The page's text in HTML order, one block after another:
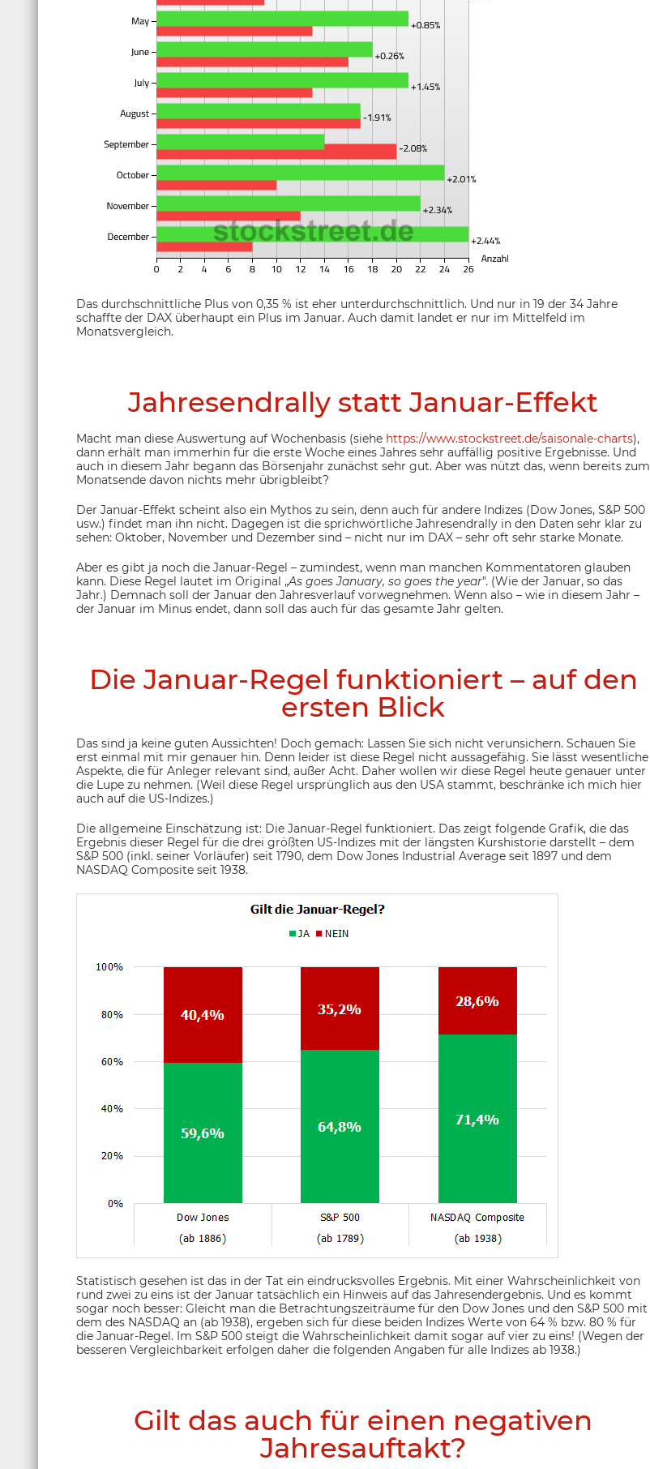
Das durchschnittliche Plus von 0,35 % ist eher unterdurchschnittlich. Und nur in 19 der 34 Jahre
schaffte der DAX überhaupt ein Plus im Januar. Auch damit landet er nur im Mittelfeld im
Monatsvergleich.
Jahresendrally statt Januar-Effekt
Macht man diese Auswertung auf Wochenbasis (siehe https://www.stockstreet.de/saisonale-charts),
dann erhält man immerhin für die erste Woche eines Jahres sehr auffällig positive Ergebnisse. Und
auch in diesem Jahr begann das Börsenjahr zunächst sehr gut. Aber was nützt das, wenn bereits zum
Monatsende davon nichts mehr übrigbleibt?
Der Januar-Effekt scheint also ein Mythos zu sein, denn auch für andere Indizes (Dow Jones, S&P 500
usw.) findet man ihn nicht. Dagegen ist die sprichwörtliche Jahresendrally in den Daten sehr klar zu
sehen: Oktober, November und Dezember sind – nicht nur im DAX – sehr oft sehr starke Monate.
Aber es gibt ja noch die Januar-Regel – zumindest, wenn man manchen Kommentatoren glauben
kann. Diese Regel lautet im Original „As goes January, so goes the year". (Wie der Januar, so das
Jahr.) Demnach soll der Januar den Jahresverlauf vorwegnehmen. Wenn also – wie in diesem Jahr –
der Januar im Minus endet, dann soll das auch für das gesamte Jahr gelten.
Die Januar-Regel funktioniert – auf den
ersten Blick
Das sind ja keine guten Aussichten! Doch gemach: Lassen Sie sich nicht verunsichern. Schauen Sie
erst einmal mit mir genauer hin. Denn leider ist diese Regel nicht aussagefähig. Sie lässt wesentliche
Aspekte, die für Anleger relevant sind, außer Acht. Daher wollen wir diese Regel heute genauer unter
die Lupe zu nehmen. (Weil diese Regel ursprünglich aus den USA stammt, beschränke ich mich hier
auch auf die US-Indizes.)
Die allgemeine Einschätzung ist: Die Januar-Regel funktioniert. Das zeigt folgende Grafik, die das
Ergebnis dieser Regel für die drei größten US-Indizes mit der längsten Kurshistorie darstellt – dem
S&P 500 (inkl. seiner Vorläufer) seit 1790, dem Dow Jones Industrial Average seit 1897 und dem
NASDAQ Composite seit 1938.
Statistisch gesehen ist das in der Tat ein eindrucksvolles Ergebnis. Mit einer Wahrscheinlichkeit von
rund zwei zu eins ist der Januar tatsächlich ein Hinweis auf das Jahresendergebnis. Und es kommt
sogar noch besser: Gleicht man die Betrachtungszeiträume für den Dow Jones und den S&P 500 mit
dem des NASDAQ an (ab 1938), ergeben sich für diese beiden Indizes Werte von 64 % bzw. 80 % für
die Januar-Regel. Im S&P 500 steigt die Wahrscheinlichkeit damit sogar auf vier zu eins! (Wegen der
besseren Vergleichbarkeit erfolgen daher die folgenden Angaben für alle Indizes ab 1938.)
Gilt das auch für einen negativen
Jahresauftakt?